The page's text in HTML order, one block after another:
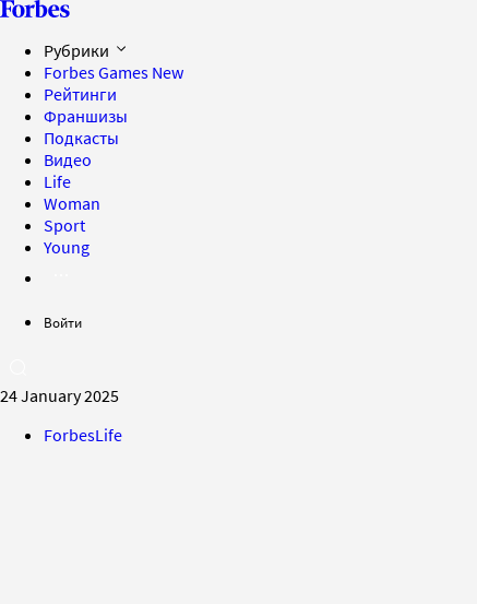
Рубрики
Forbes Games New
Рейтинги
Франшизы
Подкасты
Видео
Life
Woman
Sport
Young
Войти
24 January 2025
ForbesLife